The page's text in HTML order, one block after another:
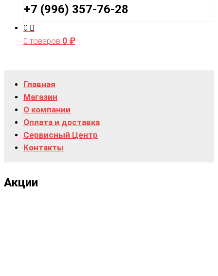
+7 (996) 357-76-28
0
0 товаров 0 ₽
Главная
Магазин
О компании
Оплата и доставка
Сервисный Центр
Контакты
Акции